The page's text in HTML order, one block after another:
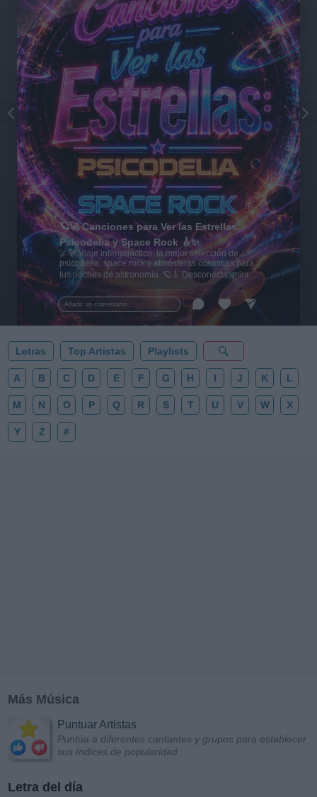
Añadir un comentario ...
🪐🚀 Canciones para Ver las Estrellas:
Psicodelia y Space Rock 🎸✨
🌌🚀 Viaje intergaláctico: la mejor selección de
psicodelia, space rock y atmósferas cósmicas para
tus noches de astronomía. 🪐🎸 Desconecta, mira
al firmamento y siente la gravedad cero. 💾 ¡Guarda
esta colección para tu próxima noche estrellada!
✨⭐
Letras Top Artistas Playlists
A B C D E F G H I J K L
M N O P Q R S T U V W X
Y Z #
Más Música
Puntuar Artistas
Puntúa a diferentes cantantes y grupos para establecer
sus índices de popularidad
Letra del día